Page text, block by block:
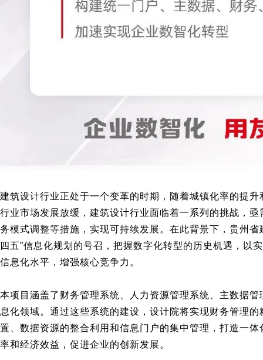
建筑设计行业正处于一个变革的时期，随着城镇化率的提
行业市场发展放缓，建筑设计行业面临着一系列的挑战，
务模式调整等措施，实现可持续发展。在此背景下，贵州
四五”信息化规划的号召，把握数字化转型的历史机遇，以
信息化水平，增强核心竞争力。
本项目涵盖了财务管理系统、人力资源管理系统、主数据
息化领域。通过这些系统的建设，设计院将实现财务管理
置、数据资源的整合利用和信息门户的集中管理，打造一
率和经济效益，促进企业的创新发展。